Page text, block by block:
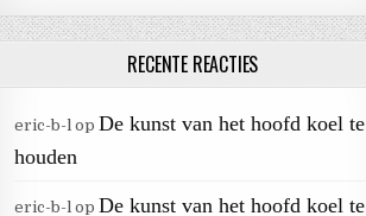
RECENTE REACTIES
eric-b-l opDe kunst van het hoofd koel te
houden
eric-b-l opDe kunst van het hoofd koel te